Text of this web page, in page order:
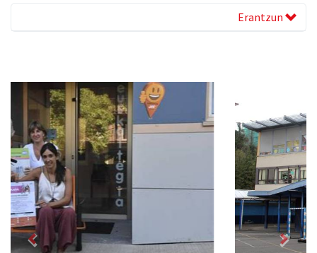
Erantzun
Previous Next